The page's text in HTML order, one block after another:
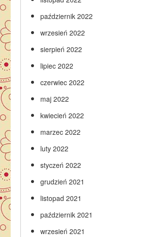
październik 2022
wrzesień 2022
sierpień 2022
lipiec 2022
czerwiec 2022
maj 2022
kwiecień 2022
marzec 2022
luty 2022
styczeń 2022
grudzień 2021
listopad 2021
październik 2021
wrzesień 2021